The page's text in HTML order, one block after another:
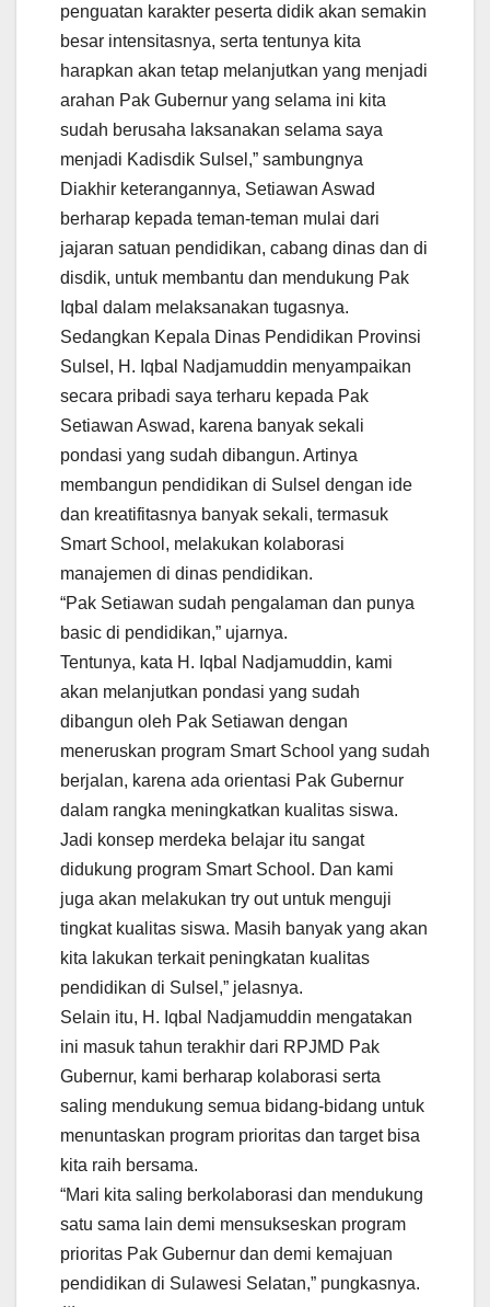
penguatan karakter peserta didik akan semakin
besar intensitasnya, serta tentunya kita
harapkan akan tetap melanjutkan yang menjadi
arahan Pak Gubernur yang selama ini kita
sudah berusaha laksanakan selama saya
menjadi Kadisdik Sulsel,” sambungnya
Diakhir keterangannya, Setiawan Aswad
berharap kepada teman-teman mulai dari
jajaran satuan pendidikan, cabang dinas dan di
disdik, untuk membantu dan mendukung Pak
Iqbal dalam melaksanakan tugasnya.
Sedangkan Kepala Dinas Pendidikan Provinsi
Sulsel, H. Iqbal Nadjamuddin menyampaikan
secara pribadi saya terharu kepada Pak
Setiawan Aswad, karena banyak sekali
pondasi yang sudah dibangun. Artinya
membangun pendidikan di Sulsel dengan ide
dan kreatifitasnya banyak sekali, termasuk
Smart School, melakukan kolaborasi
manajemen di dinas pendidikan.
“Pak Setiawan sudah pengalaman dan punya
basic di pendidikan,” ujarnya.
Tentunya, kata H. Iqbal Nadjamuddin, kami
akan melanjutkan pondasi yang sudah
dibangun oleh Pak Setiawan dengan
meneruskan program Smart School yang sudah
berjalan, karena ada orientasi Pak Gubernur
dalam rangka meningkatkan kualitas siswa.
Jadi konsep merdeka belajar itu sangat
didukung program Smart School. Dan kami
juga akan melakukan try out untuk menguji
tingkat kualitas siswa. Masih banyak yang akan
kita lakukan terkait peningkatan kualitas
pendidikan di Sulsel,” jelasnya.
Selain itu, H. Iqbal Nadjamuddin mengatakan
ini masuk tahun terakhir dari RPJMD Pak
Gubernur, kami berharap kolaborasi serta
saling mendukung semua bidang-bidang untuk
menuntaskan program prioritas dan target bisa
kita raih bersama.
“Mari kita saling berkolaborasi dan mendukung
satu sama lain demi mensukseskan program
prioritas Pak Gubernur dan demi kemajuan
pendidikan di Sulawesi Selatan,” pungkasnya.